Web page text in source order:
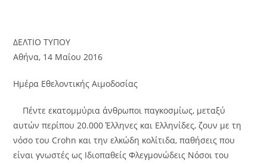
ΔΕΛΤΙΟ ΤΥΠΟΥ
Αθήνα, 14 Μαΐου 2016
Ημέρα Εθελοντικής Αιμοδοσίας
Πέντε εκατομμύρια άνθρωποι παγκοσμίως, μεταξύ
αυτών περίπου 20.000 Έλληνες και Ελληνίδες, ζουν με τη
νόσο του Crohn και την ελκώδη κολίτιδα, παθήσεις που
είναι γνωστές ως Ιδιοπαθείς Φλεγμονώδεις Νόσοι του